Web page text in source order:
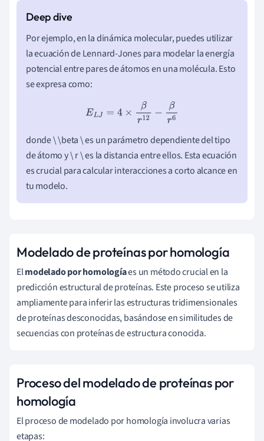
Por ejemplo, en la dinámica molecular, puedes utilizar
la ecuación de Lennard-Jones para modelar la energía
potencial entre pares de átomos en una molécula. Esto
se expresa como:
E LJ =4 ×β r12−βr6
donde \ \beta \ es un parámetro dependiente del tipo
de átomo y \ r \ es la distancia entre ellos. Esta ecuación
es crucial para calcular interacciones a corto alcance en
tu modelo.
Modelado de proteínas por homología
Elmodelado por homologíaes un método crucial en la
predicción estructural de proteínas. Este proceso se utiliza
ampliamente para inferir las estructuras tridimensionales
de proteínas desconocidas, basándose en similitudes de
secuencias con proteínas de estructura conocida.
Proceso del modelado de proteínas por
homología
El proceso de modelado por homología involucra varias
etapas: